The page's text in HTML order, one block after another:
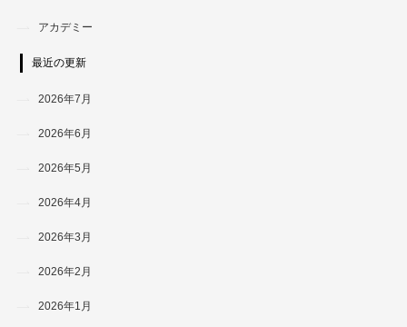
アカデミー
最近の更新
2026年7月
2026年6月
2026年5月
2026年4月
2026年3月
2026年2月
2026年1月